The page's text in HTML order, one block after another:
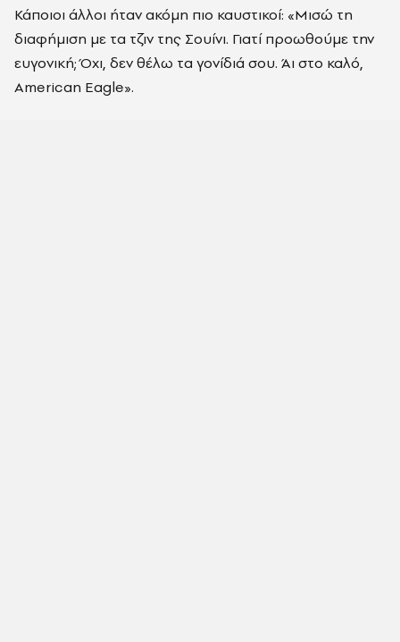
Κάποιοι άλλοι ήταν ακόμη πιο καυστικοί: «Μισώ τη
διαφήμιση με τα τζιν της Σουίνι. Γιατί προωθούμε την
ευγονική; Όχι, δεν θέλω τα γονίδιά σου. Άι στο καλό,
American Eagle».